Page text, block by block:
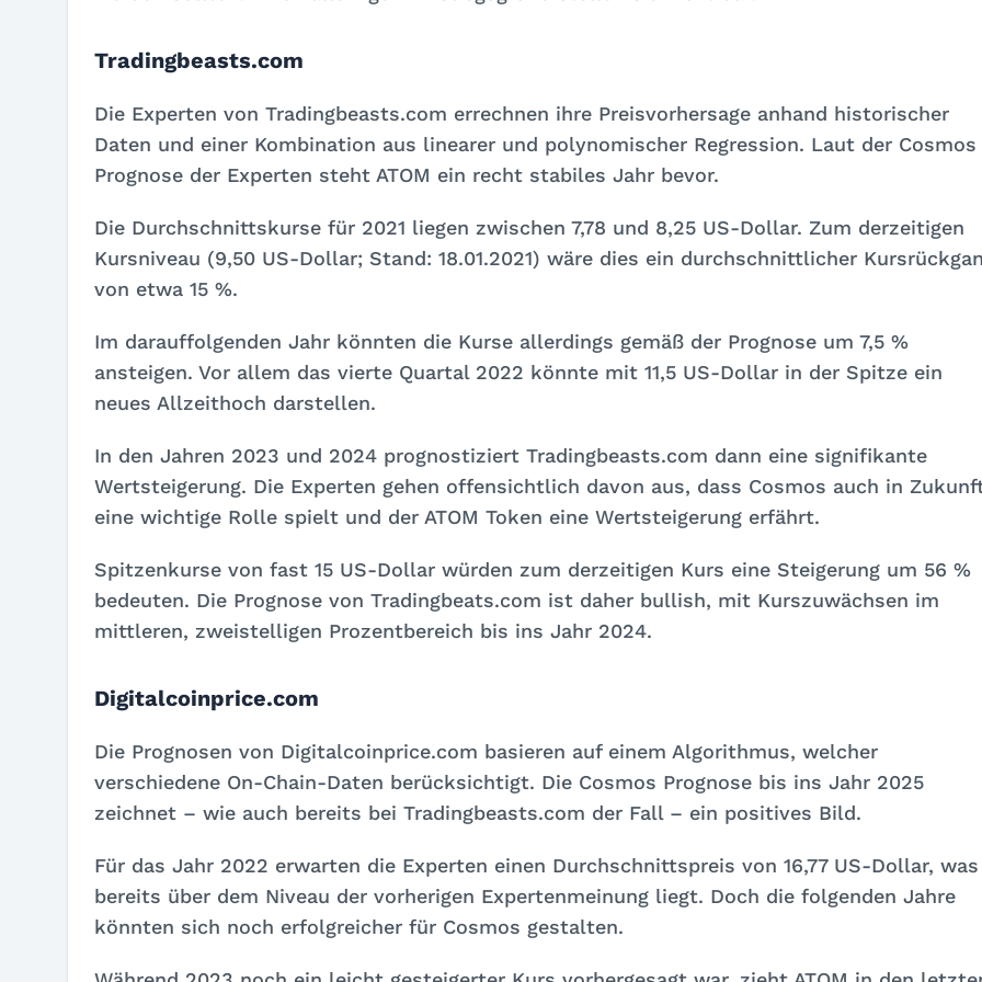
Tradingbeasts.com
Die Experten von Tradingbeasts.com errechnen ihre Preisvorhersage anhand historischer
Daten und einer Kombination aus linearer und polynomischer Regression. Laut der Cosmos
Prognose der Experten steht ATOM ein recht stabiles Jahr bevor.
Die Durchschnittskurse für 2021 liegen zwischen 7,78 und 8,25 US-Dollar. Zum derzeitigen
Kursniveau (9,50 US-Dollar; Stand: 18.01.2021) wäre dies ein durchschnittlicher
von etwa 15 %.
Im darauffolgenden Jahr könnten die Kurse allerdings gemäß der Prognose um 7,5 %
ansteigen. Vor allem das vierte Quartal 2022 könnte mit 11,5 US-Dollar in der Spitze ein
neues Allzeithoch darstellen.
In den Jahren 2023 und 2024 prognostiziert Tradingbeasts.com dann eine signifikante
Wertsteigerung. Die Experten gehen offensichtlich davon aus, dass Cosmos auch in
eine wichtige Rolle spielt und der ATOM Token eine Wertsteigerung erfährt.
Spitzenkurse von fast 15 US-Dollar würden zum derzeitigen Kurs eine Steigerung um 56 %
bedeuten. Die Prognose von Tradingbeats.com ist daher bullish, mit Kurszuwächsen im
mittleren, zweistelligen Prozentbereich bis ins Jahr 2024.
Digitalcoinprice.com
Die Prognosen von Digitalcoinprice.com basieren auf einem Algorithmus, welcher
verschiedene On-Chain-Daten berücksichtigt. Die Cosmos Prognose bis ins Jahr 2025
zeichnet – wie auch bereits bei Tradingbeasts.com der Fall – ein positives Bild.
Für das Jahr 2022 erwarten die Experten einen Durchschnittspreis von 16,77 US-Dollar, was
bereits über dem Niveau der vorherigen Expertenmeinung liegt. Doch die folgenden Jahre
könnten sich noch erfolgreicher für Cosmos gestalten.